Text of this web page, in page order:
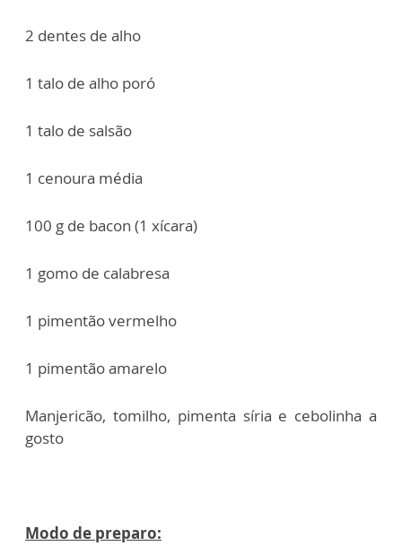
2 dentes de alho
1 talo de alho poró
1 talo de salsão
1 cenoura média
100 g de bacon (1 xícara)
1 gomo de calabresa
1 pimentão vermelho
1 pimentão amarelo
Manjericão, tomilho, pimenta síria e cebolinha a
gosto
Modo de preparo: